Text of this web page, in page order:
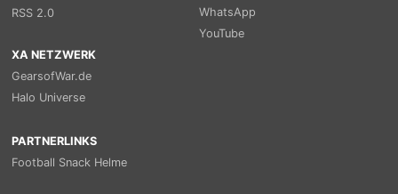
RSS 2.0
WhatsApp
YouTube
XA NETZWERK
GearsofWar.de
Halo Universe
PARTNERLINKS
Football Snack Helme